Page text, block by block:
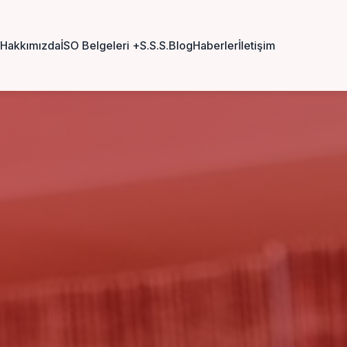
HakkımızdaİSO Belgeleri +S.S.S.BlogHaberlerİletişim